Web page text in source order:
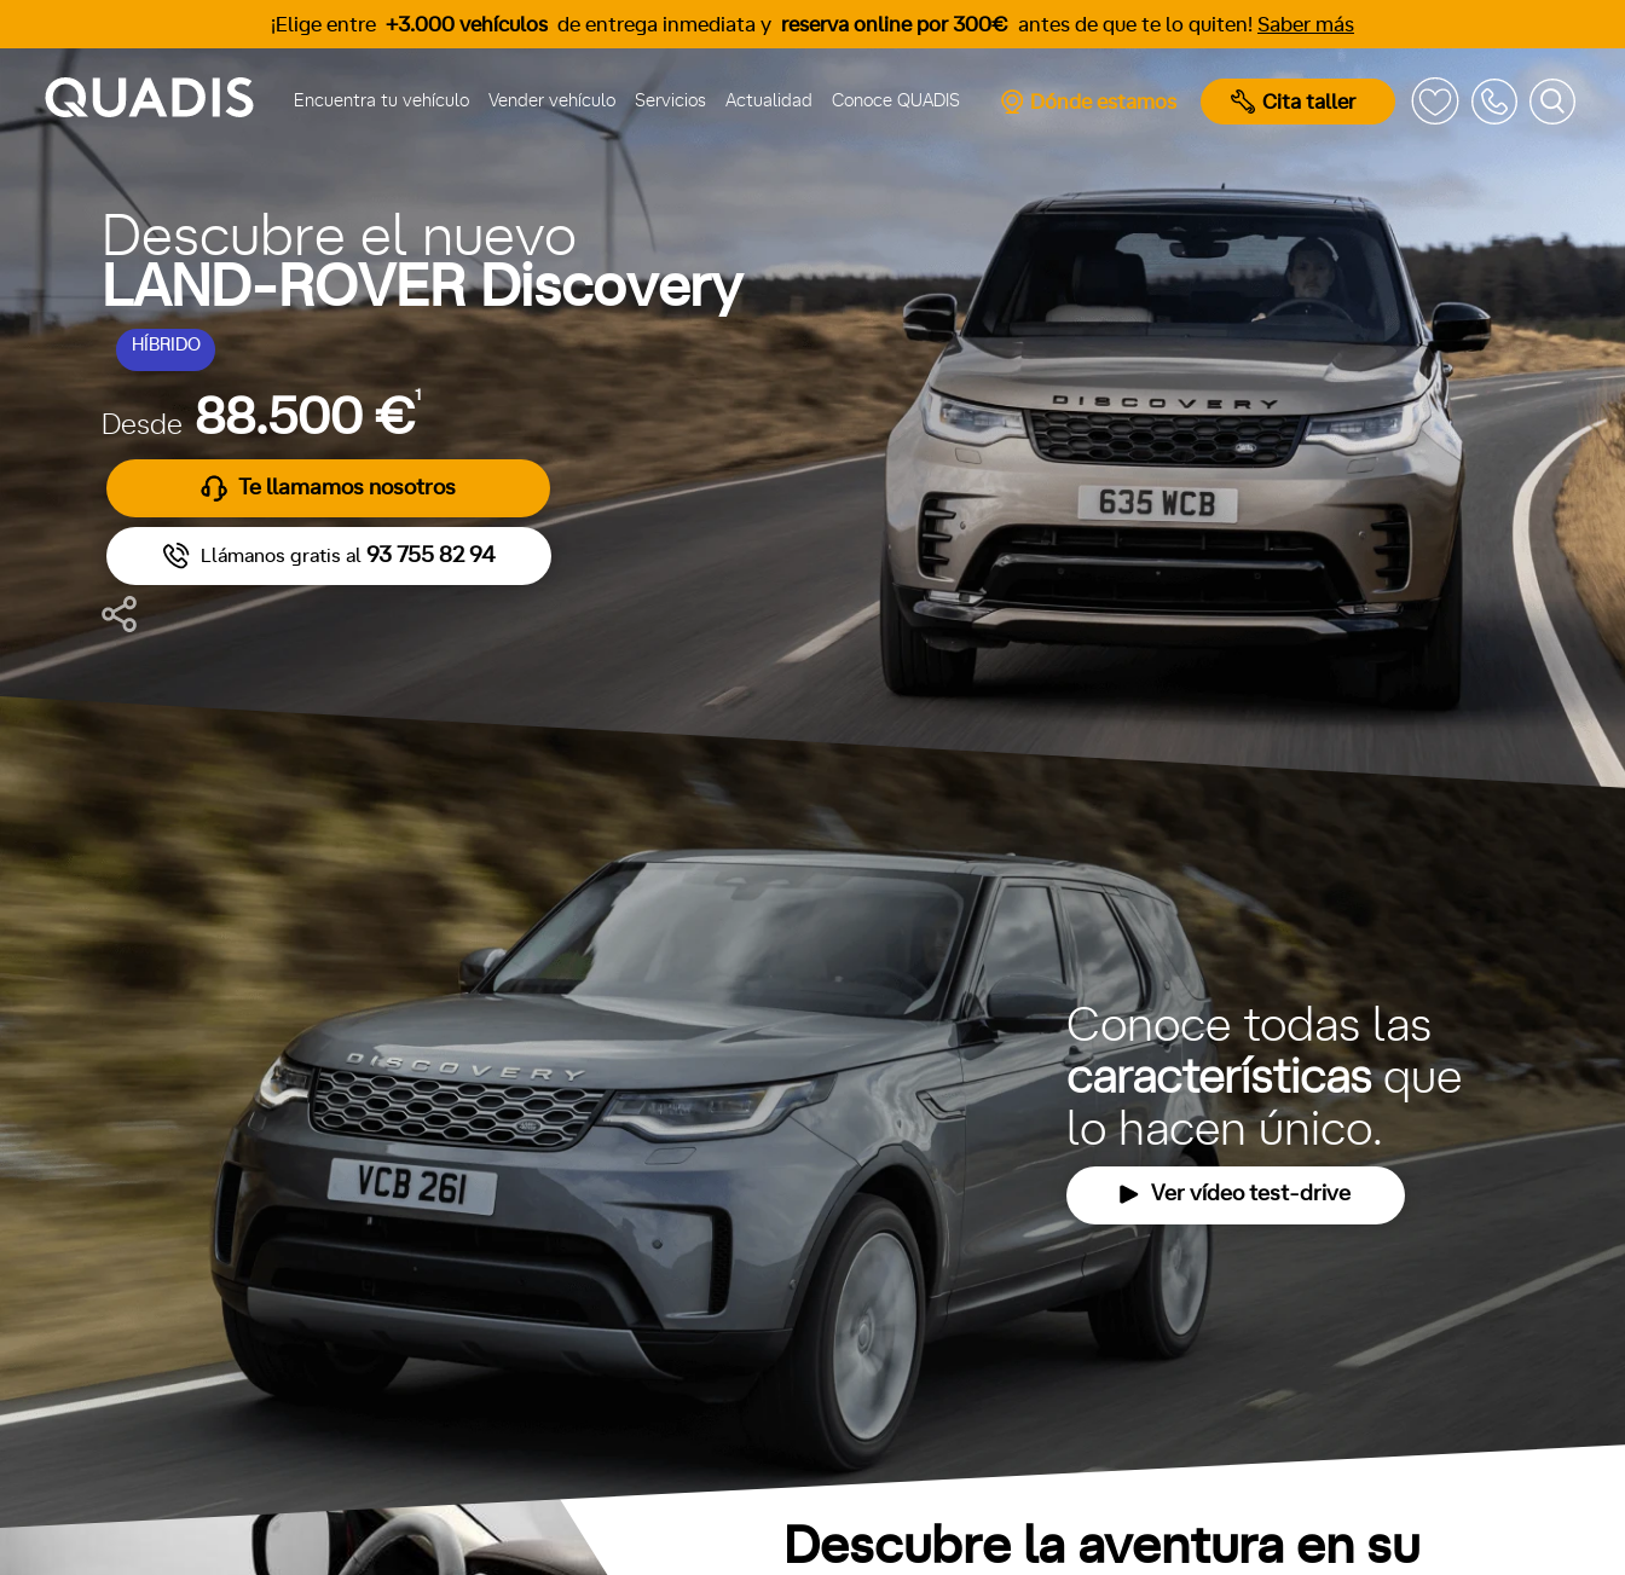
¡Elige entre +3.000 vehículos de entrega inmediata y reserva online por 300€ antes de que te lo quiten! Saber más
Encuentra tu vehículo Vender vehículo Servicios Actualidad Conoce QUADIS Dónde estamos Cita taller
Descubre el nuevo
LAND-ROVER Discovery
HÍBRIDO
Desde88.500 €1
Te llamamos nosotros
Llámanos gratis al 93 755 82 94
Conoce todas las
característicasque
lo hacen único.
Ver vídeo test-drive
Descubre la aventura en su